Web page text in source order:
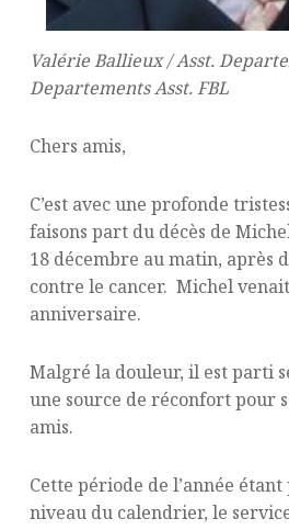
Valérie Ballieux / Asst.
Departements Asst. FBL
Chers amis,
C’est avec une profonde
faisons part du décès de
18 décembre au matin, après
contre le cancer. Michel
anniversaire.
Malgré la douleur, il est parti
une source de réconfort pour
amis.
Cette période de l’année
niveau du calendrier, le